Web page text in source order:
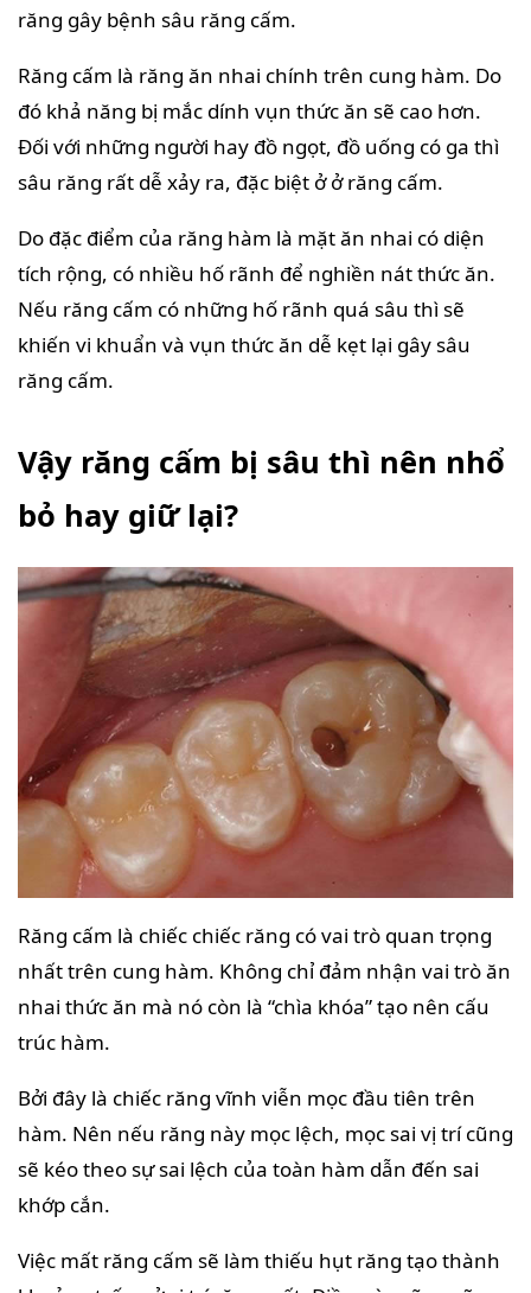
răng gây bệnh sâu răng cấm.
Răng cấm là răng ăn nhai chính trên cung hàm. Do
đó khả năng bị mắc dính vụn thức ăn sẽ cao hơn.
Đối với những người hay đồ ngọt, đồ uống có ga thì
sâu răng rất dễ xảy ra, đặc biệt ở ở răng cấm.
Do đặc điểm của răng hàm là mặt ăn nhai có diện
tích rộng, có nhiều hố rãnh để nghiền nát thức ăn.
Nếu răng cấm có những hố rãnh quá sâu thì sẽ
khiến vi khuẩn và vụn thức ăn dễ kẹt lại gây sâu
răng cấm.
Vậy răng cấm bị sâu thì nên nhổ
bỏ hay giữ lại?
Răng cấm là chiếc chiếc răng có vai trò quan trọng
nhất trên cung hàm. Không chỉ đảm nhận vai trò ăn
nhai thức ăn mà nó còn là “chìa khóa” tạo nên cấu
trúc hàm.
Bởi đây là chiếc răng vĩnh viễn mọc đầu tiên trên
hàm. Nên nếu răng này mọc lệch, mọc sai vị trí cũng
sẽ kéo theo sự sai lệch của toàn hàm dẫn đến sai
khớp cắn.
Việc mất răng cấm sẽ làm thiếu hụt răng tạo thành